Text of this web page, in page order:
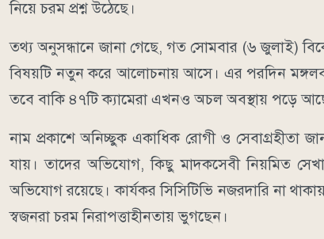
নিয়ে চরম প্রশ্ন উঠেছে।
তথ্য অনুসন্ধানে জানা গেছে, গত সোমবার (৬ জুলাই)
বিষয়টি নতুন করে আলোচনায় আসে। এর পরদিন
তবে বাকি ৪৭টি ক্যামেরা এখনও অচল অবস্থায় পড়ে
নাম প্রকাশে অনিচ্ছুক একাধিক রোগী ও সেবাগ্রহীতা
যায়। তাদের অভিযোগ, কিছু মাদকসেবী নিয়মিত
অভিযোগ রয়েছে। কার্যকর সিসিটিভি নজরদারি না
স্বজনরা চরম নিরাপত্তাহীনতায় ভুগছেন।